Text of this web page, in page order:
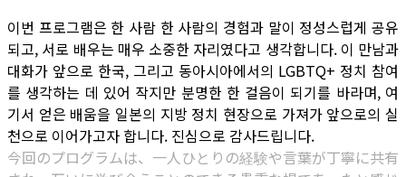
이번 프로그램은 한 사람 한 사람의 경험과 말이 정성스럽게 공유
되고, 서로 배우는 매우 소중한 자리였다고 생각합니다. 이 만남과
대화가 앞으로 한국, 그리고 동아시아에서의 LGBTQ+ 정치 참여
를 생각하는 데 있어 작지만 분명한 한 걸음이 되기를 바라며, 여
기서 얻은 배움을 일본의 지방 정치 현장으로 가져가 앞으로의 실
천으로 이어가고자 합니다. 진심으로 감사드립니다.
今回のプログラムは、一人ひとりの経験や言葉が丁寧に共有